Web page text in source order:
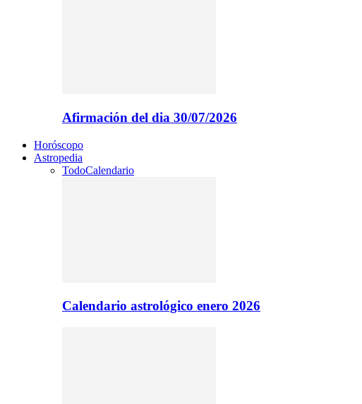
Afirmación del dia 30/07/2026
Horóscopo
Astropedia
TodoCalendario
Calendario astrológico enero 2026